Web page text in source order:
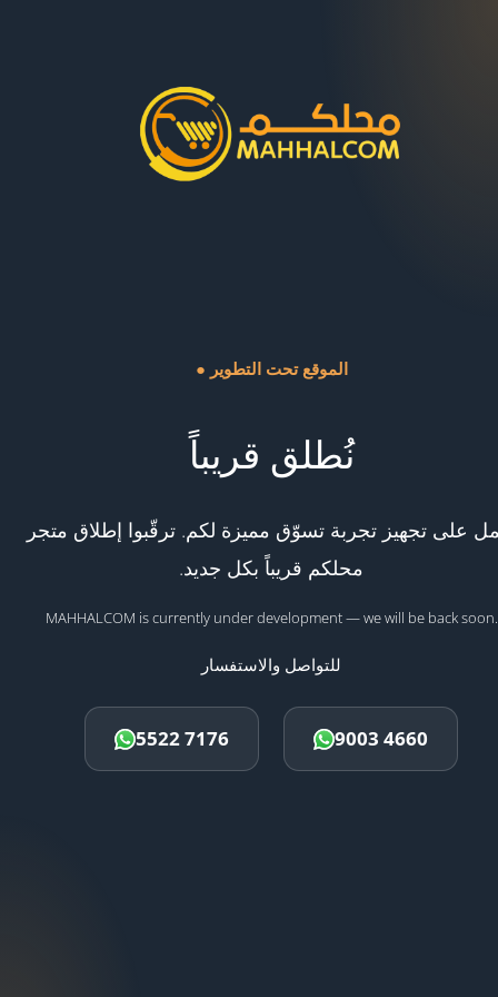
● الموقع تحت التطوير
نُطلق قريباً
على تجهيز تجربة تسوّق مميزة لكم. ترقّبوا إطلاق متجر
محلكم قريباً بكل جديد.
MAHHALCOM is currently under development — we will be back soon.
للتواصل والاستفسار
5522 7176 9003 4660